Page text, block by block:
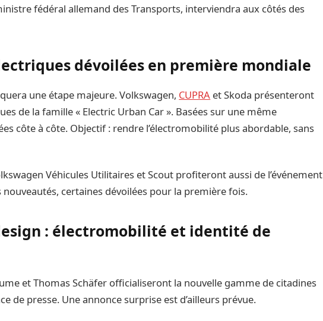
fédéral allemand des Transports, interviendra aux côtés des
dévoilées en première mondiale
une étape majeure. Volkswagen, CUPRA et Skoda présenteront
de la famille « Electric Urban Car ». Basées sur une même
côte à côte. Objectif : rendre l’électromobilité plus abordable, sans
Véhicules Utilitaires et Scout profiteront aussi de l’événement
certaines dévoilées pour la première fois.
: électromobilité et identité de
et Thomas Schäfer officialiseront la nouvelle gamme de citadines
de presse. Une annonce surprise est d’ailleurs prévue.